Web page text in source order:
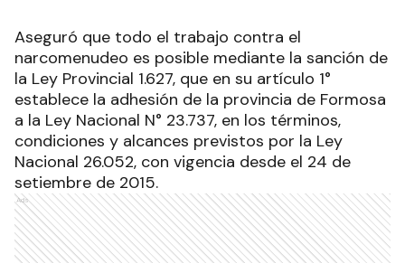
Aseguró que todo el trabajo contra el
narcomenudeo es posible mediante la sanción de
la Ley Provincial 1.627, que en su artículo 1°
establece la adhesión de la provincia de Formosa
a la Ley Nacional N° 23.737, en los términos,
condiciones y alcances previstos por la Ley
Nacional 26.052, con vigencia desde el 24 de
setiembre de 2015.
Ads